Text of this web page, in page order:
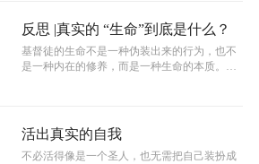
反思 |真实的 “生命”到底是什么？
基督徒的生命不是一种伪装出来的行为，也不
是一种内在的修养，而是一种生命的本质。一
活出真实的自我
不必活得像是一个圣人，也无需把自己装扮成